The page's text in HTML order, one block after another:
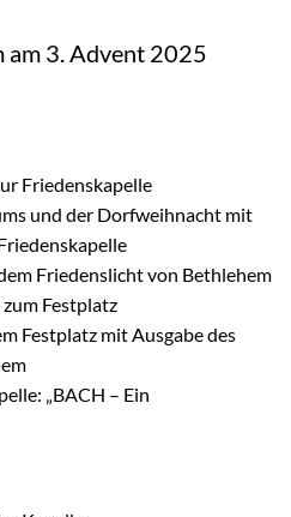
3. Advent 2025
Friedenskapelle
und der Dorfweihnacht mit
Friedenslicht von Bethlehem
Festplatz
Festplatz mit Ausgabe des
„BACH – Ein